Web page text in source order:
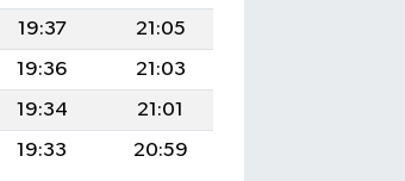
19:37
21:05
19:36
21:03
19:34
21:01
19:33 20:59